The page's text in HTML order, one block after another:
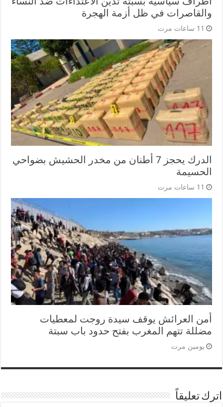
والقاصرات في ظل أزمة الهجرة
11 ساعات مرت
الدرك يحجز 7 أطنان من مخدر الحشيش بضواحي
الحسيمة
11 ساعات مرت
أمن العرائش يوقف سيدة روجت لمعطيات
مضللة تتهم المغرب بفتح حدود باب سبتة
يومين مرت
اترك تعليقاً